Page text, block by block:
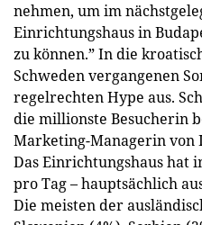
nehmen, um im
Einrichtungshaus in
zu können.” In die
Schweden vergangenen
regelrechten Hype aus.
die millionste Besucherin
Marketing-Managerin von
Das Einrichtungshaus hat
pro Tag – hauptsächlich
Die meisten der